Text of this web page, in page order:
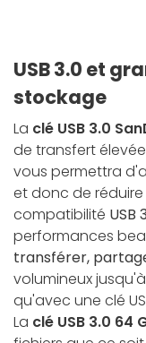
USB 3.0 et
stockage
La clé USB 3.0
de transfert
vous permettra
et donc de
compatibilité USB
performances
transférer,
volumineux
qu'avec une clé
La clé USB 3.0 64